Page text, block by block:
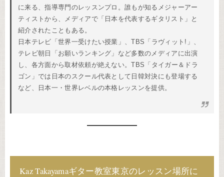
に来る、指導専門のレッスンプロ。誰もが知るメジャーアー
ティストから、メディアで「日本を代表するギタリスト」と
紹介されたこともある。
日本テレビ「世界一受けたい授業」、TBS「ラヴィット!」、
テレビ朝日「お願いランキング」など多数のメディアに出演
し、各方面から取材依頼が絶えない。TBS「タイガー＆ドラ
ゴン」では日本のスクール代表として日韓対決にも登場する
など、日本一・世界レベルの本格レッスンを提供。
Kaz Takayamaギター教室東京のレッスン場所に